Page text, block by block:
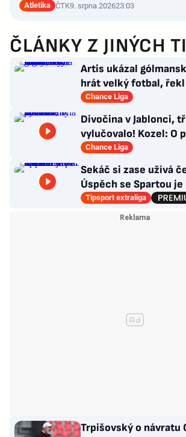
Atletika ČTK9. srpna 202623:03
ČLÁNKY Z JINÝCH
Artis ukázal
hrát velký fotbal,
Kašíkovi. Body ale má
Chance Liga
Divočina v Jablonci,
vylučovalo! Kozel: O
kabině bouřka
Chance Liga
Sekáč si zase užívá
Úspěch se Spartou
Divoká léta ho stála
Tipsport extraliga
Trpišovský o návratu